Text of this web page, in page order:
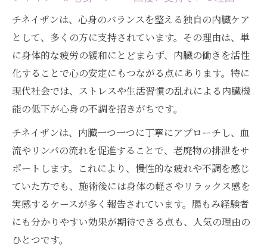
チネイザンは、心身のバランスを整える独自の内臓ケア
として、多くの方に支持されています。その理由は、単
に身体的な疲労の緩和にとどまらず、内臓の働きを活性
化することで心の安定にもつながる点にあります。特に
現代社会では、ストレスや生活習慣の乱れによる内臓機
能の低下が心身の不調を招きがちです。
チネイザンは、内臓一つ一つに丁寧にアプローチし、血
流やリンパの流れを促進することで、老廃物の排泄をサ
ポートします。これにより、慢性的な疲れや不調を感じ
ていた方でも、施術後には身体の軽さやリラックス感を
実感するケースが多く報告されています。腸もみ経験者
にも分かりやすい効果が期待できる点も、人気の理由の
ひとつです。